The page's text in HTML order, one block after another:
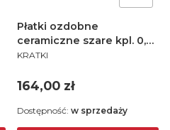
Płatki ozdobne
ceramiczne szare kpl. 0,5
kg
PRODUCENT
KRATKI
Cena
164,00 zł
Dostępność: w sprzedaży